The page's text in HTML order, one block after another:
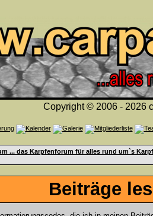
Copyright © 2006 - 2026
... das Karpfenforum für alles rund um`s
Beiträge